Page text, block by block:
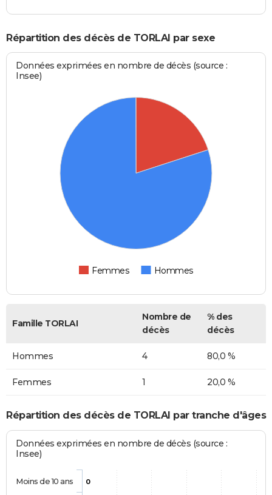
Répartition des décès de TORLAI par sexe
Données exprimées en nombre de décès (source :
Insee)
Femmes Hommes
Famille TORLAI
Nombre de
décès
% des
décès
Hommes 4 80,0 %
Femmes 1 20,0 %
Répartition des décès de TORLAI par tranche d'âges
Données exprimées en nombre de décès (source :
Insee)
0
Moins de 10 ans